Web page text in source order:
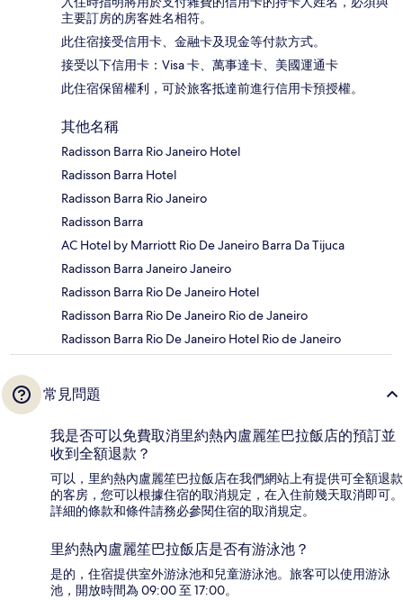
主要訂房的房客姓名相符。
此住宿接受信用卡、金融卡及現金等付款方式。
接受以下信用卡：Visa 卡、萬事達卡、美國運通卡
此住宿保留權利，可於旅客抵達前進行信用卡預授權。
其他名稱
Radisson Barra Rio Janeiro Hotel
Radisson Barra Hotel
Radisson Barra Rio Janeiro
Radisson Barra
AC Hotel by Marriott Rio De Janeiro Barra Da Tijuca
Radisson Barra Janeiro Janeiro
Radisson Barra Rio De Janeiro Hotel
Radisson Barra Rio De Janeiro Rio de Janeiro
Radisson Barra Rio De Janeiro Hotel Rio de Janeiro
常見問題
我是否可以免費取消里約熱內盧麗笙巴拉飯店的預訂並
收到全額退款？
可以，里約熱內盧麗笙巴拉飯店在我們網站上有提供可全額退款
的客房，您可以根據住宿的取消規定，在入住前幾天取消即可。
詳細的條款和條件請務必參閱住宿的取消規定。
里約熱內盧麗笙巴拉飯店是否有游泳池？
是的，住宿提供室外游泳池和兒童游泳池。旅客可以使用游泳
池，開放時間為 09:00 至 17:00。